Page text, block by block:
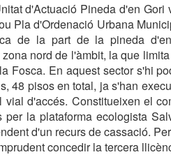
d'Actuació Pineda d'en
Pla d'Ordenació Urbana
de la part de la pineda
nord de l'àmbit, la que
Fosca. En aquest sector s'hi
48 pisos en total, ja s'han
d'accés. Constitueixen el
per la plataforma ecologista
d'un recurs de cassació.
concedir la tercera